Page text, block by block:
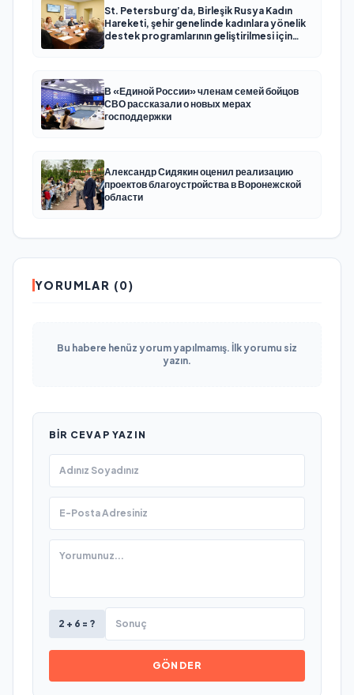
St. Petersburg’da, Birleşik Rusya Kadın
Hareketi, şehir genelinde kadınlara yönelik
destek programlarının geliştirilmesi için
В «Единой России» членам семей бойцов
СВО рассказали о новых мерах
господдержки
Александр Сидякин оценил реализацию
проектов благоустройства в Воронежской
области
YORUMLAR (0)
Bu habere henüz yorum yapılmamış. İlk yorumu siz
yazın.
BIR CEVAP YAZIN
2 + 6 = ?
GÖNDER